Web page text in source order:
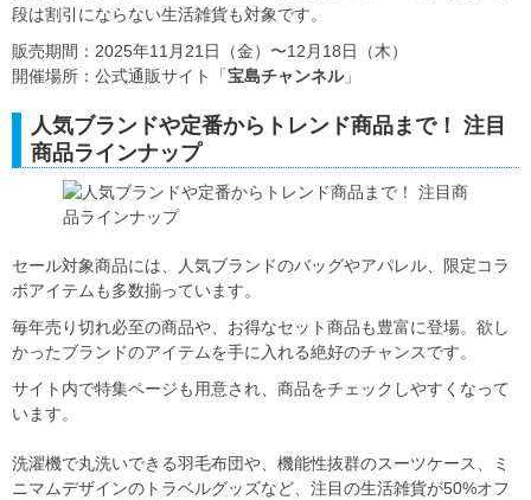
段は割引にならない生活雑貨も対象です。
販売期間：2025年11月21日（金）〜12月18日（木）
開催場所：公式通販サイト「宝島チャンネル」
人気ブランドや定番からトレンド商品まで！ 注目
商品ラインナップ
セール対象商品には、人気ブランドのバッグやアパレル、限定コラ
ボアイテムも多数揃っています。
毎年売り切れ必至の商品や、お得なセット商品も豊富に登場。欲し
かったブランドのアイテムを手に入れる絶好のチャンスです。
サイト内で特集ページも用意され、商品をチェックしやすくなって
います。
洗濯機で丸洗いできる羽毛布団や、機能性抜群のスーツケース、ミ
ニマムデザインのトラベルグッズなど、注目の生活雑貨が50%オフ